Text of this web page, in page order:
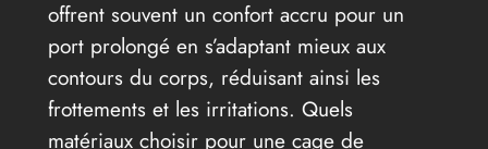
offrent souvent un confort accru pour un
port prolongé en s’adaptant mieux aux
contours du corps, réduisant ainsi les
frottements et les irritations. Quels
matériaux choisir pour une cage de